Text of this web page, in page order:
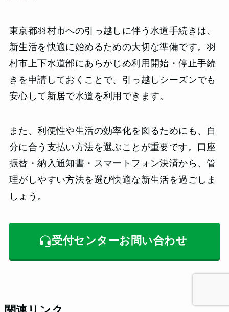
東京都羽村市への引っ越しに伴う水道手続きは、
新生活を快適に始めるための大切な準備です。羽
村市上下水道部にあらかじめ利用開始・停止手続
きを申請しておくことで、引っ越しシーズンでも
安心して新居で水道を利用できます。
また、利便性や生活の効率化を図るためにも、自
分に合う支払い方法を選ぶことが重要です。口座
振替・納入通知書・スマートフォン決済から、管
理がしやすい方法を選び快適な新生活を過ごしま
しょう。
受付センターお問い合わせ